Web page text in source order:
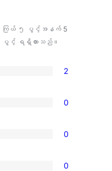
ကြယ် ၅ ပွင့်အနက် 5
ပွင့် ရရှိထားသည်။
2
0
0
0